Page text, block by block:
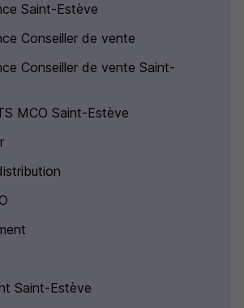
Saint-Estève
Conseiller de vente
Conseiller de vente Saint-
MCO Saint-Estève
Saint-Estève